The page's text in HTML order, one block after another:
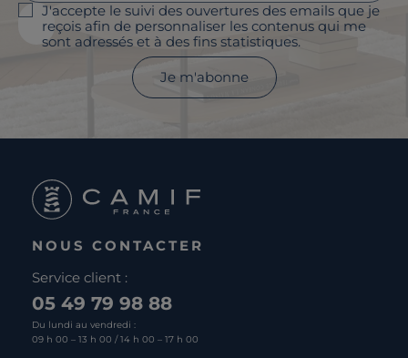
J'accepte le suivi des ouvertures des emails que je
reçois afin de personnaliser les contenus qui me
sont adressés et à des fins statistiques.
Je m'abonne
NOUS CONTACTER
Service client :
05 49 79 98 88
Du lundi au vendredi :
09 h 00 – 13 h 00 / 14 h 00 – 17 h 00